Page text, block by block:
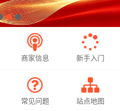
商家信息 新手入门
常见问题 站点地图